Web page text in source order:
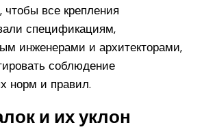
чтобы все крепления
спецификациям,
инженерами и архитекторами,
соблюдение
норм и правил.
и их уклон